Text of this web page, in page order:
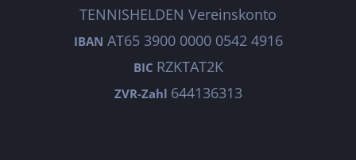
TENNISHELDEN Vereinskonto
IBAN AT65 3900 0000 0542 4916
BIC RZKTAT2K
ZVR-Zahl 644136313